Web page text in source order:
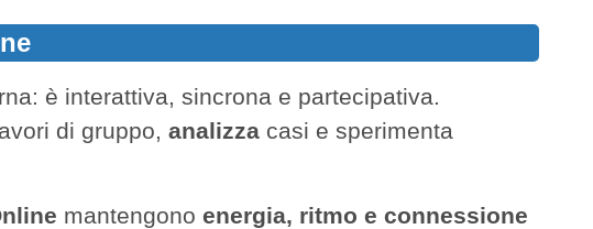
è interattiva, sincrona e partecipativa.
di gruppo, analizza casi e sperimenta
mantengono energia, ritmo e connessione